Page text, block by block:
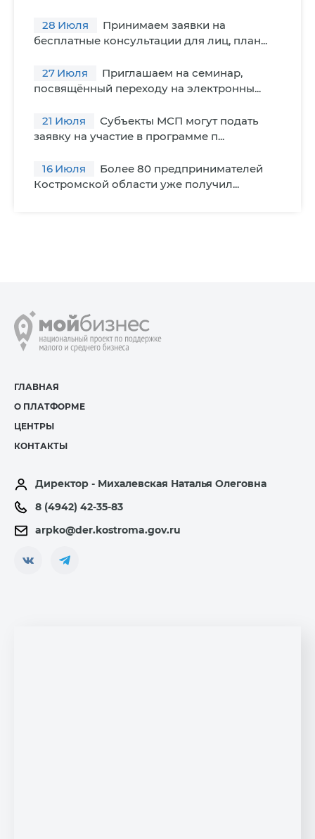
28 Июля
Принимаем заявки на
бесплатные консультации для лиц, план...
27 Июля
Приглашаем на семинар,
посвящённый переходу на электронны...
21 Июля
Субъекты МСП могут подать
заявку на участие в программе п...
16 Июля
Более 80 предпринимателей
Костромской области уже получил...
ГЛАВНАЯ
О ПЛАТФОРМЕ
ЦЕНТРЫ
КОНТАКТЫ
Директор - Михалевская Наталья Олеговна
8 (4942) 42-35-83
arpko@der.kostroma.gov.ru